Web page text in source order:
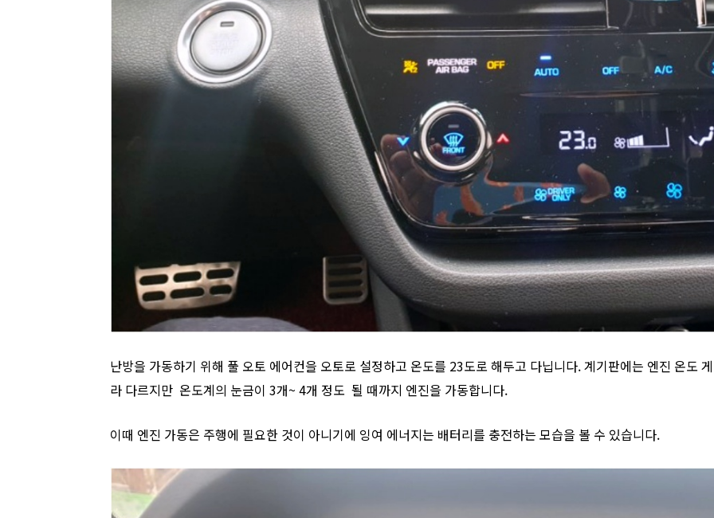
난방을 가동하기 위해 풀 오토 에어컨을 오토로 설정하고 온도를 23도로 해두고 다닙니다. 계기판에는 엔진 온도
라 다르지만 온도계의 눈금이 3개~ 4개 정도 될 때까지 엔진을 가동합니다.
이때 엔진 가동은 주행에 필요한 것이 아니기에 잉여 에너지는 배터리를 충전하는 모습을 볼 수 있습니다.